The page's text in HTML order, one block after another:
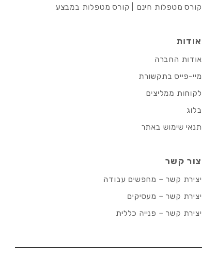
קורס מטפלות חינם | קורס מטפלות במבצע
אודות
אודות החברה
מיי-פייס בתקשורת
לקוחות ממליצים
בלוג
תנאי שימוש באתר
צור קשר
יצירת קשר – מחפשים עבודה
יצירת קשר – מעסיקים
יצירת קשר – פנייה כללית